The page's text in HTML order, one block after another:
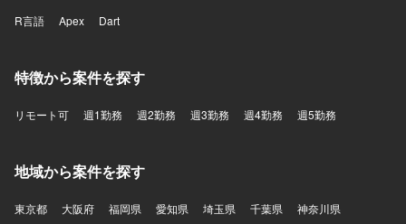
R言語
Apex Dart
特徴から案件を探す
リモート可 週1勤務 週2勤務 週3勤務 週4勤務 週5勤務
地域から案件を探す
東京都 大阪府 福岡県 愛知県 埼玉県 千葉県 神奈川県